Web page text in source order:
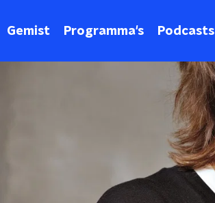
Gemist Programma's Podcasts